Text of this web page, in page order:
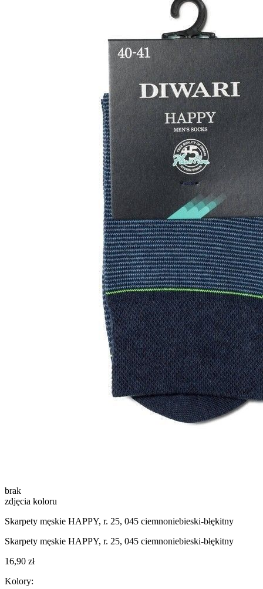
brak
zdjęcia koloru
Skarpety męskie HAPPY, r. 25, 045 ciemnoniebieski-błękitny
Skarpety męskie HAPPY, r. 25, 045 ciemnoniebieski-błękitny
16,90 zł
Kolory: